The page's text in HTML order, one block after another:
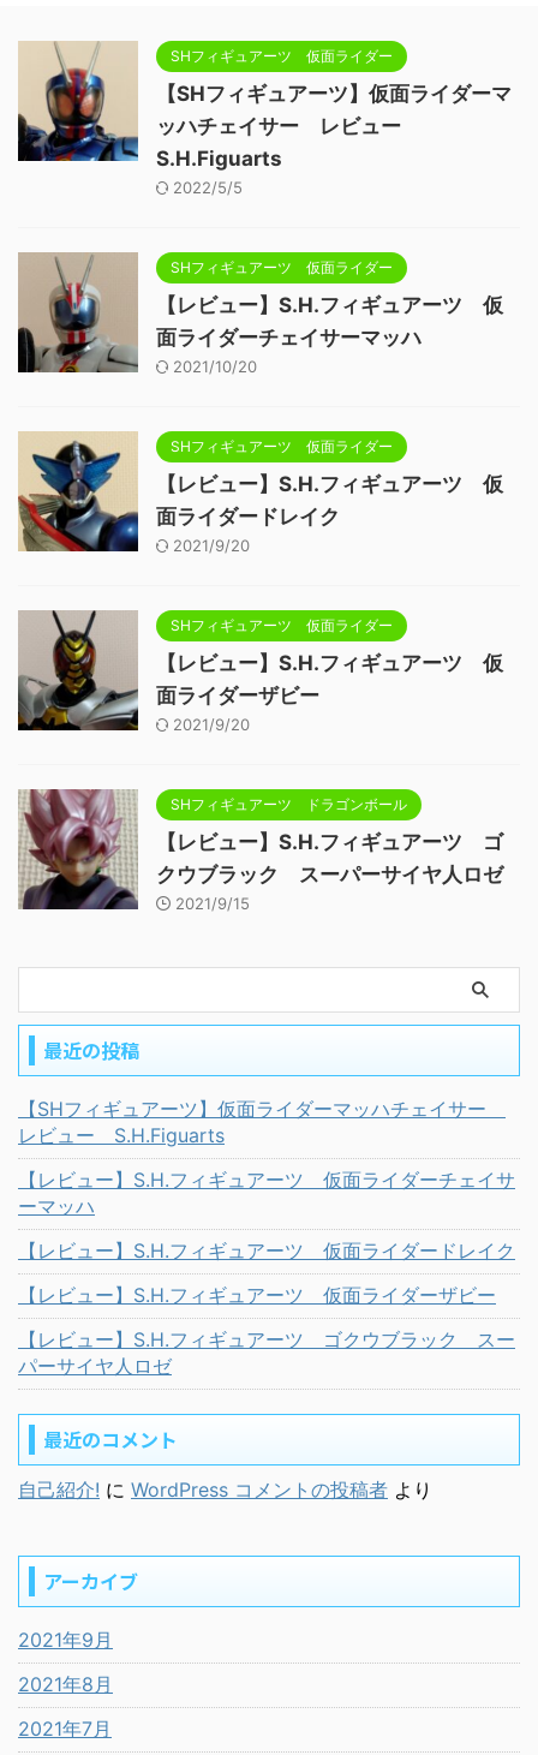
SHフィギュアーツ 仮面ライダー
【SHフィギュアーツ】仮面ライダーマ
ッハチェイサー レビュー
S.H.Figuarts
2022/5/5
SHフィギュアーツ 仮面ライダー
【レビュー】S.H.フィギュアーツ 仮
面ライダーチェイサーマッハ
2021/10/20
SHフィギュアーツ 仮面ライダー
【レビュー】S.H.フィギュアーツ 仮
面ライダードレイク
2021/9/20
SHフィギュアーツ 仮面ライダー
【レビュー】S.H.フィギュアーツ 仮
面ライダーザビー
2021/9/20
SHフィギュアーツ ドラゴンボール
【レビュー】S.H.フィギュアーツ ゴ
クウブラック スーパーサイヤ人ロゼ
2021/9/15
最近の投稿
【SHフィギュアーツ】仮面ライダーマッハチェイサー
レビュー S.H.Figuarts
【レビュー】S.H.フィギュアーツ 仮面ライダーチェイサ
ーマッハ
【レビュー】S.H.フィギュアーツ 仮面ライダードレイク
【レビュー】S.H.フィギュアーツ 仮面ライダーザビー
【レビュー】S.H.フィギュアーツ ゴクウブラック スー
パーサイヤ人ロゼ
最近のコメント
自己紹介! に WordPress コメントの投稿者 より
アーカイブ
2021年9月
2021年8月
2021年7月